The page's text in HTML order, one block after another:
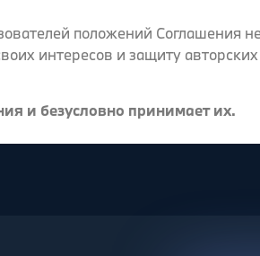
положений Соглашения
интересов и защиту
и безусловно принимает их.